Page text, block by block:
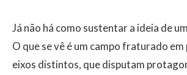
Já não há como sustentar a ideia de
O que se vê é um campo fraturado
eixos distintos, que disputam